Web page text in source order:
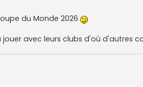
du Monde 2026
avec leurs clubs d'où d'autres